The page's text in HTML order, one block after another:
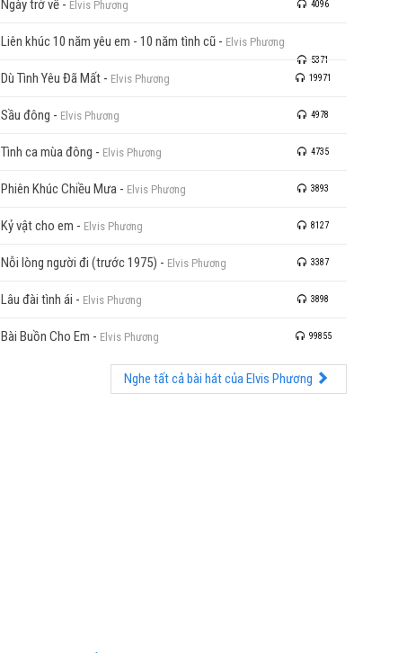
Ngày trở về - Elvis Phương 4096
Liên khúc 10 năm yêu em - 10 năm tình cũ - Elvis Phương
5371
Dù Tình Yêu Đã Mất - Elvis Phương 19971
Sầu đông - Elvis Phương 4978
Tình ca mùa đông - Elvis Phương 4735
Phiên Khúc Chiều Mưa - Elvis Phương 3893
Kỷ vật cho em - Elvis Phương 8127
Nỗi lòng người đi (trước 1975) - Elvis Phương 3387
Lâu đài tình ái - Elvis Phương 3898
Bài Buồn Cho Em - Elvis Phương 99855
Nghe tất cả bài hát của Elvis Phương